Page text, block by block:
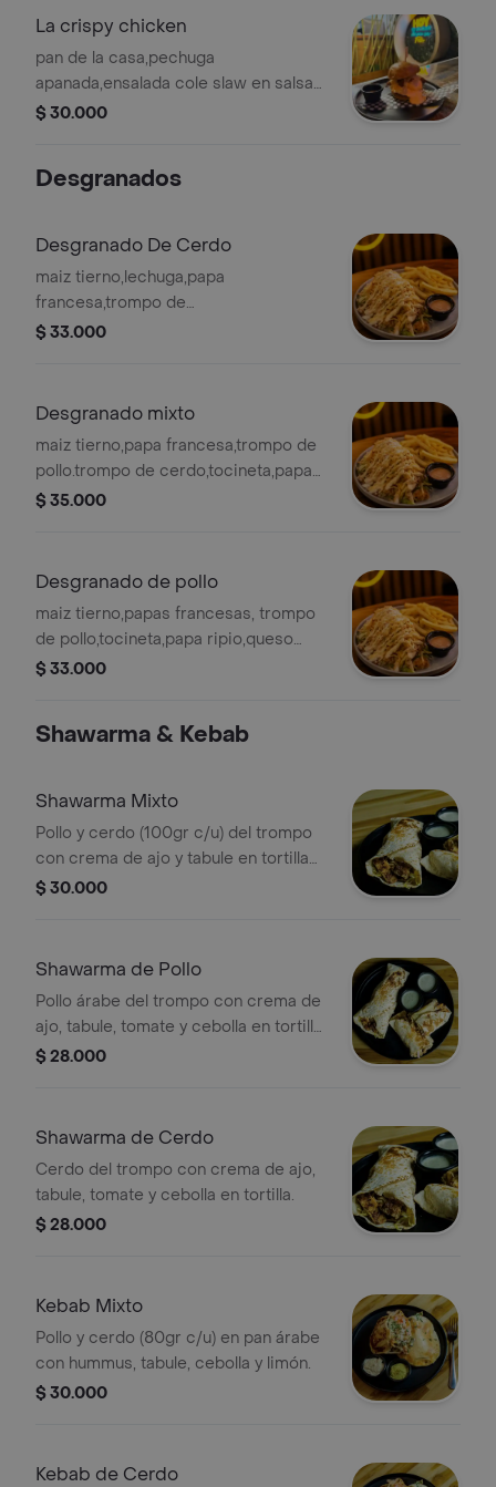
La crispy chicken
pan de la casa,pechuga
apanada,ensalada cole slaw en salsa
de queso,salsa de la casa, queso
$ 30.000
Desgranados
Desgranado De Cerdo
maiz tierno,lechuga,papa
francesa,trompo de
cerdo,tocineta,papa ripio,queso
$ 33.000
Desgranado mixto
maiz tierno,papa francesa,trompo de
pollo.trompo de cerdo,tocineta,papa
ripio,queso costeño,salsa de ajo de la
$ 35.000
Desgranado de pollo
maiz tierno,papas francesas, trompo
de pollo,tocineta,papa ripio,queso
costeño,salsa de ajo de la casa
$ 33.000
Shawarma & Kebab
Shawarma Mixto
Pollo y cerdo (100gr c/u) del trompo
con crema de ajo y tabule en tortilla
XL.
$ 30.000
Shawarma de Pollo
Pollo árabe del trompo con crema de
ajo, tabule, tomate y cebolla en tortilla
de trigo.
$ 28.000
Shawarma de Cerdo
Cerdo del trompo con crema de ajo,
tabule, tomate y cebolla en tortilla.
$ 28.000
Kebab Mixto
Pollo y cerdo (80gr c/u) en pan árabe
con hummus, tabule, cebolla y limón.
$ 30.000
Kebab de Cerdo